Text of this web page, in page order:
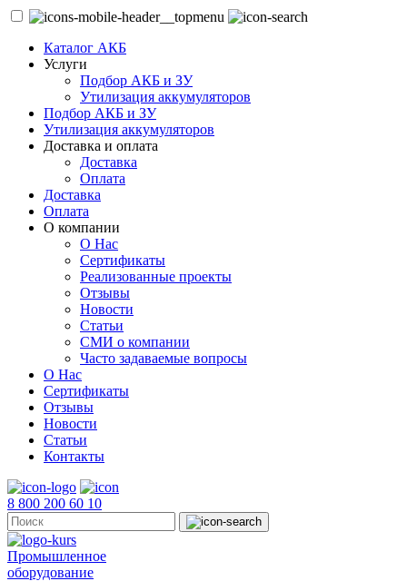
Каталог АКБ
Услуги
Подбор АКБ и ЗУ
Утилизация аккумуляторов
Подбор АКБ и ЗУ
Утилизация аккумуляторов
Доставка и оплата
Доставка
Оплата
Доставка
Оплата
О компании
О Нас
Сертификаты
Реализованные проекты
Отзывы
Новости
Статьи
СМИ о компании
Часто задаваемые вопросы
О Нас
Сертификаты
Отзывы
Новости
Статьи
Контакты
8 800 200 60 10
Промышленное
оборудование